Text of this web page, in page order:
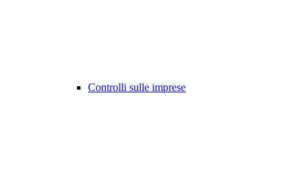
Controlli sulle imprese